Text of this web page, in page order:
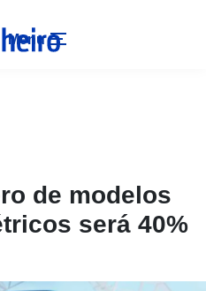
Menu
de modelos
será 40%